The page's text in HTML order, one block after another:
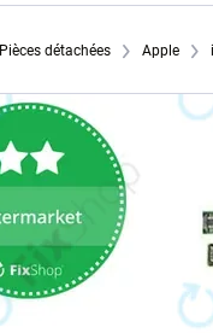
Pièces détachées Apple